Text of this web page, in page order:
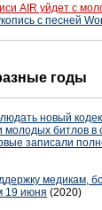
AIR уйдет с
с песней
годы
новый
битлов в
записали
медикам,
19 июня (2020)